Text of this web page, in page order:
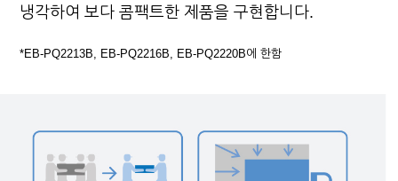
냉각하여 보다 콤팩트한 제품을 구현합니다.
*EB-PQ2213B, EB-PQ2216B, EB-PQ2220B에 한함